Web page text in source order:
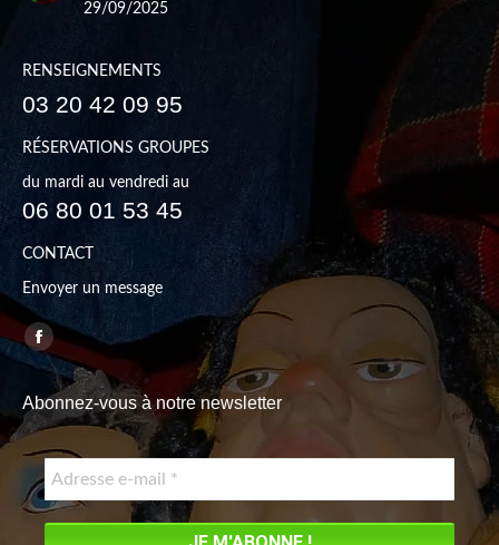
29/09/2025
RENSEIGNEMENTS
03 20 42 09 95
RÉSERVATIONS GROUPES
du mardi au vendredi au
06 80 01 53 45
CONTACT
Envoyer un message
Trouvez nous sur :
Facebook
page
opens
in
new
window
Abonnez-vous à notre newsletter